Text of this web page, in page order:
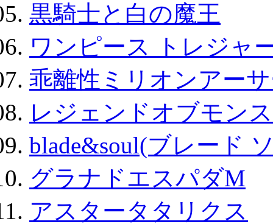
黒騎士と白の魔王
ワンピース トレジャ
乖離性ミリオンアー
レジェンドオブモン
blade&soul(ブレード
グラナドエスパダM
アスタータタリクス